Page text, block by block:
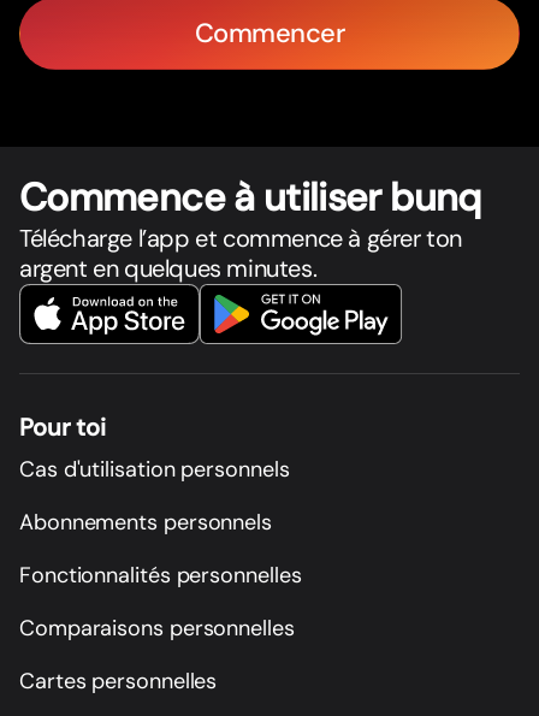
Commencer
Commence à utiliser bunq
Télécharge l’app et commence à gérer ton
argent en quelques minutes.
Pour toi
Cas d'utilisation personnels
Abonnements personnels
Fonctionnalités personnelles
Comparaisons personnelles
Cartes personnelles